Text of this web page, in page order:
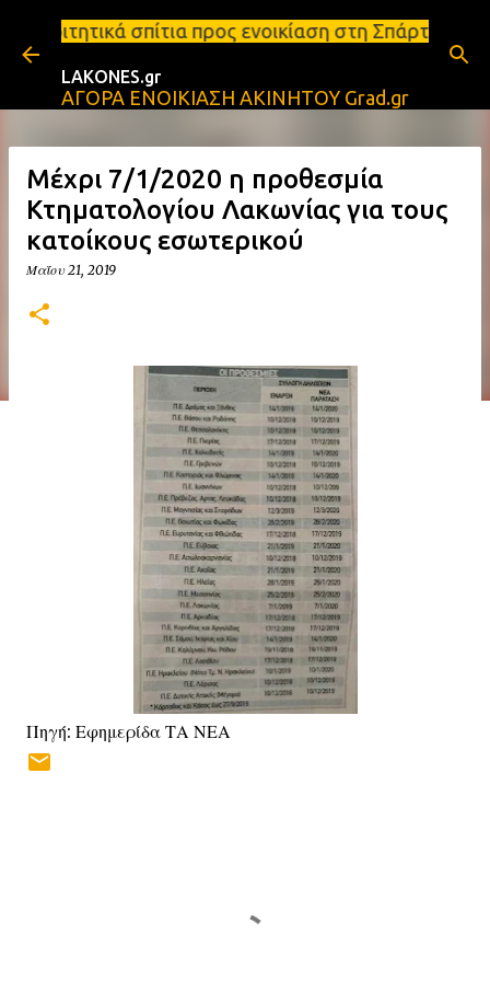
Μετάβαση στο κύριο περιεχόμενο
προς ενοικίαση στη Σπάρτη Ενοικιάσεις
LAKONES.gr
ΑΓΟΡΑ ΕΝΟΙΚΙΑΣΗ ΑΚΙΝΗΤΟΥ Grad.gr
Μέχρι 7/1/2020 η προθεσμία
Κτηματολογίου Λακωνίας για τους
κατοίκους εσωτερικού
Μαΐου 21, 2019
Πηγή: Εφημερίδα ΤΑ ΝΕΑ